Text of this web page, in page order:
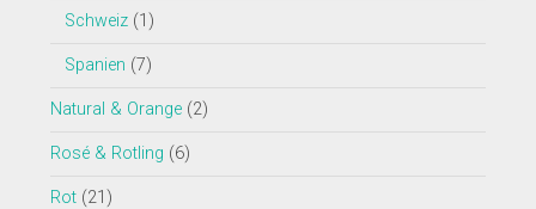
Schweiz(1)
Spanien (7)
Natural & Orange(2)
Rosé & Rotling (6)
Rot(21)